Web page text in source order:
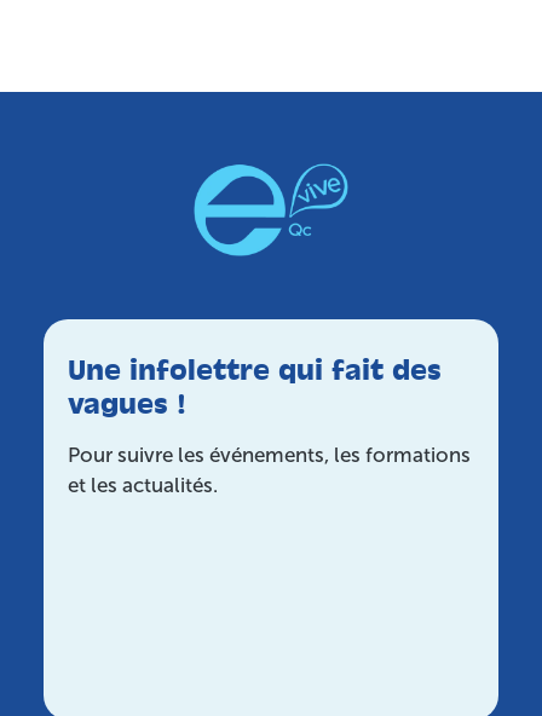
Une infolettre qui fait des
vagues !
Pour suivre les événements, les formations
et les actualités.